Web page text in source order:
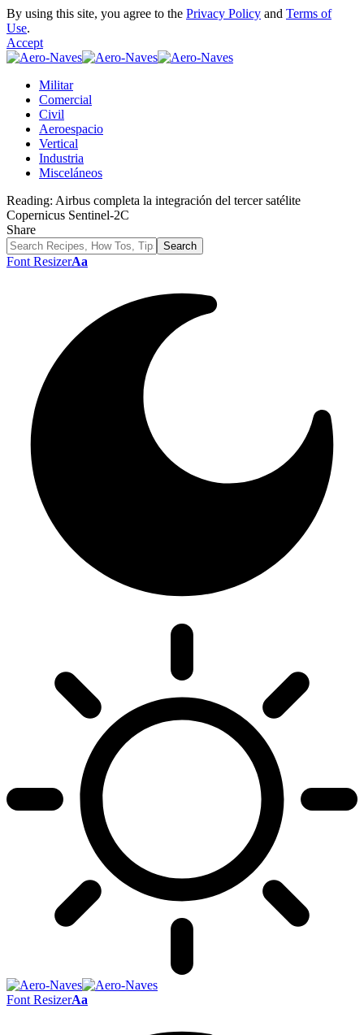
By using this site, you agree to the Privacy Policy and Terms of
Use.
Accept
Militar
Comercial
Civil
Aeroespacio
Vertical
Industria
Misceláneos
Reading: Airbus completa la integración del tercer satélite
Copernicus Sentinel-2C
Share
Font ResizerAa
Font ResizerAa